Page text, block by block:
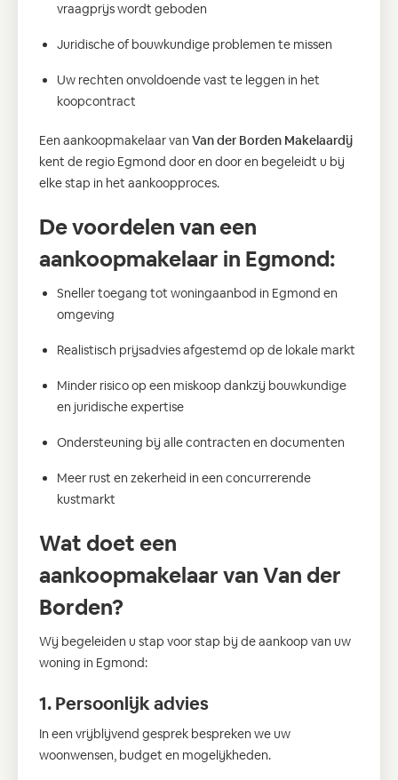
vraagprijs wordt geboden
Juridische of bouwkundige problemen te missen
Uw rechten onvoldoende vast te leggen in het
koopcontract
Een aankoopmakelaar van Van der Borden Makelaardij
kent de regio Egmond door en door en begeleidt u bij
elke stap in het aankoopproces.
De voordelen van een
aankoopmakelaar in Egmond:
Sneller toegang tot woningaanbod in Egmond en
omgeving
Realistisch prijsadvies afgestemd op de lokale markt
Minder risico op een miskoop dankzij bouwkundige
en juridische expertise
Ondersteuning bij alle contracten en documenten
Meer rust en zekerheid in een concurrerende
kustmarkt
Wat doet een
aankoopmakelaar van Van der
Borden?
Wij begeleiden u stap voor stap bij de aankoop van uw
woning in Egmond:
1. Persoonlijk advies
In een vrijblijvend gesprek bespreken we uw
woonwensen, budget en mogelijkheden.